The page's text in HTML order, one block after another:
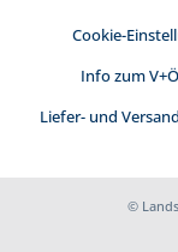
Cookie-
Info zum
Liefer- und
©